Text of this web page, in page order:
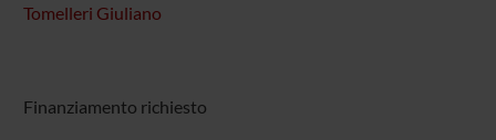
Tomelleri Giuliano
Finanziamento richiesto